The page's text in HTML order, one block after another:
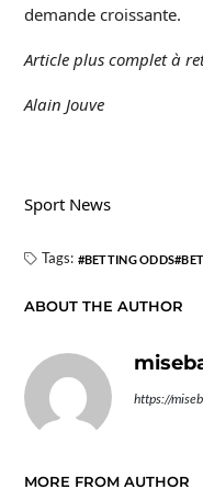
demande croissante.
Article plus complet à
Alain Jouve
Sport News
Tags: BETTING ODDS
ABOUT THE AUTHOR
https://
MORE FROM AUTHOR